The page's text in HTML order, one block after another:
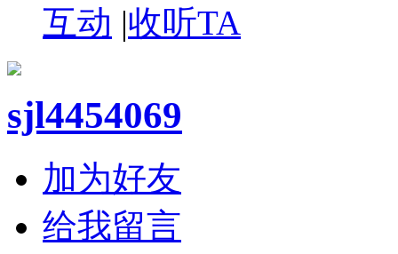
互动 |收听TA
sjl4454069
加为好友
给我留言